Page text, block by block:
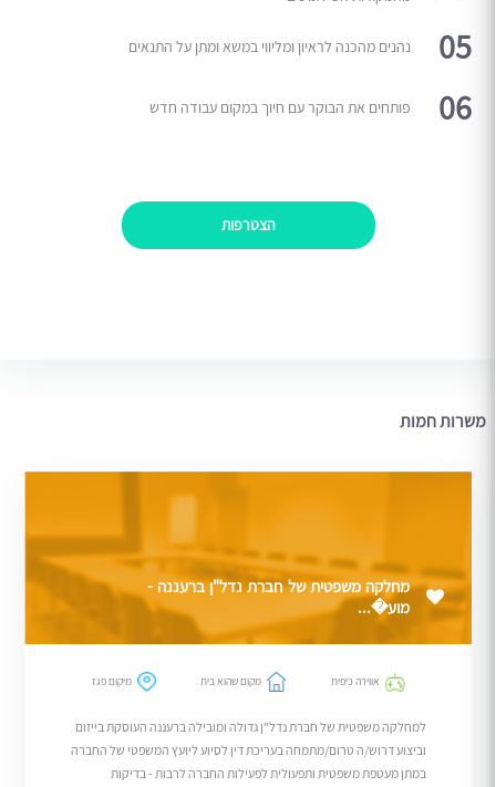
05 נהנים מהכנה לראיון ומליווי במשא ומתן על התנאים
06 פותחים את הבוקר עם חיוך במקום עבודה חדש
הצטרפות
משרות חמות
מחלקה משפטית של חברת נדל"ן ברעננה -
מוע�...
אווירה כיפית מקום שהוא בית מיקום פגז
למחלקה משפטית של חברת נדל"ן גדולה ומובילה ברעננה העוסקת בייזום
וביצוע דרוש/ה טרום/מתמחה בעריכת דין לסיוע ליועץ המשפטי של החברה
במתן מעטפת משפטית ותפעולית לפעילות החברה לרבות - בדיקות